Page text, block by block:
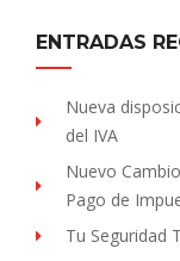
ENTRADAS
Nueva
del IVA
Nuevo
Pago de
Tu Seguridad